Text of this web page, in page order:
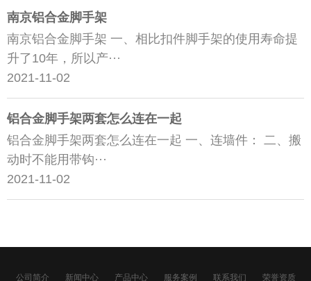
南京铝合金脚手架
南京铝合金脚手架 一、相比扣件脚手架的使用寿命提
升了10年，所以产···
2021-11-02
铝合金脚手架两套怎么连在一起
铝合金脚手架两套怎么连在一起 一、连墙件： 二、搬
动时不能用带钩···
2021-11-02
公司简介 新闻中心 产品中心 服务案例 联系我们 荣誉资质